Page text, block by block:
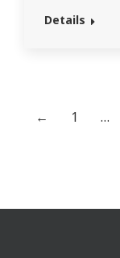
олардың
белсене
зиянды
Details
← 1 …